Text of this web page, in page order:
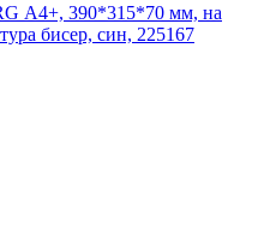
А4+, 390*315*70 мм, на
бисер, син, 225167